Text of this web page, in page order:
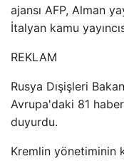
ajansı AFP, Alman
İtalyan kamu
REKLAM
Rusya Dışişleri
Avrupa'daki 81
duyurdu.
Kremlin yönetiminin